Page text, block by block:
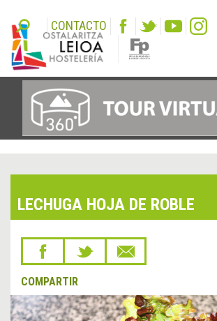
CONTACTO
LECHUGA HOJA DE ROBLE
COMPARTIR